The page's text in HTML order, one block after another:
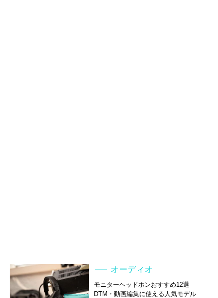
オーディオ
モニターヘッドホンおすすめ12選
DTM・動画編集に使える人気モデル